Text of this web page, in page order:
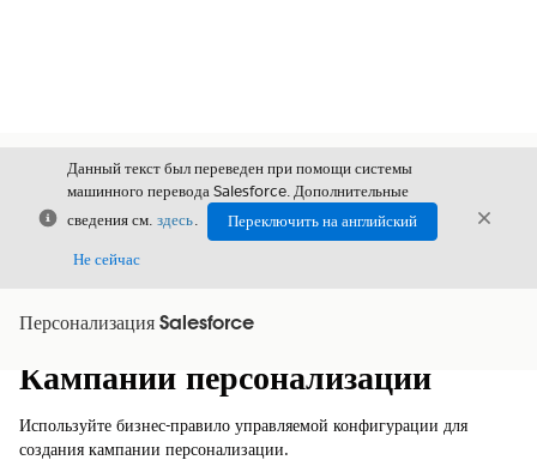
Закрыть
Данный текст был переведен при помощи системы
машинного перевода Salesforce. Дополнительные
сведения см. здесь.
Переключить на английский
Не сейчас
Персонализация Salesforce
Показать содержание
Содержание
Кампании персонализации
Используйте бизнес-правило управляемой конфигурации для
создания кампании персонализации.